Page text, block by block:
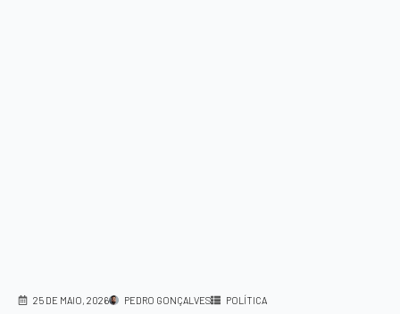
25 DE MAIO, 2026 PEDRO GONÇALVES POLÍTICA